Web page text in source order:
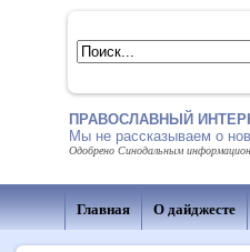
ПРАВОСЛАВНЫЙ
Мы не рассказываем о
Одобрено Синодальным
Главная О дайджесте